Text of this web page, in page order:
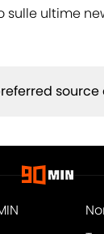
sulle ultime
source